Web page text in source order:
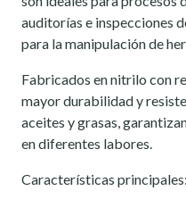
auditorías e inspecciones
para la manipulación de
Fabricados en nitrilo con
mayor durabilidad y
aceites y grasas,
en diferentes labores.
Características principales: